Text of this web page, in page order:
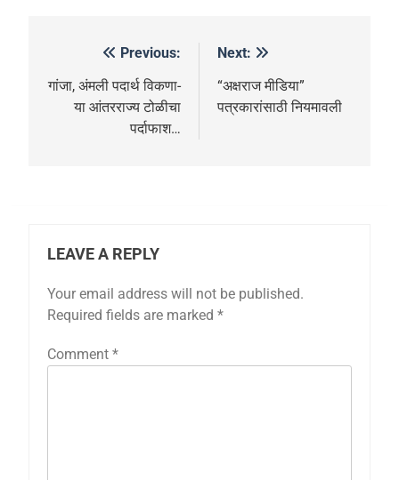
Previous:
गांजा, अंमली पदार्थ विकणा-
या आंतरराज्य टोळीचा
पर्दाफाश…
Next:
“अक्षराज मीडिया”
पत्रकारांसाठी नियमावली
LEAVE A REPLY
Your email address will not be published.
Required fields are marked *
Comment *